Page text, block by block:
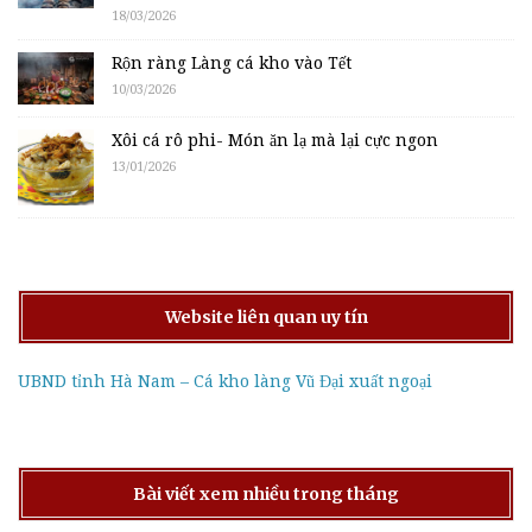
18/03/2026
Rộn ràng Làng cá kho vào Tết
10/03/2026
Xôi cá rô phi- Món ăn lạ mà lại cực ngon
13/01/2026
Website liên quan uy tín
UBND tỉnh Hà Nam – Cá kho làng Vũ Đại xuất ngoại
Bài viết xem nhiều trong tháng